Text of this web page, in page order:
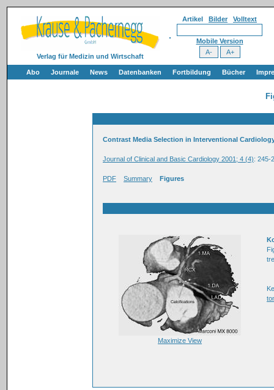
Verlag für Medizin und Wirtschaft
Artikel Bilder Volltext
Mobile Version
Abo Journale News Datenbanken Fortbildung Bücher
Contrast Media Selection in Interventional
Journal of Clinical and Basic Cardiology 2001; 4 (4): 245-
PDF Summary Figures
Maximize View